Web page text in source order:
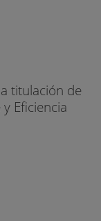
titulación de
Eficiencia